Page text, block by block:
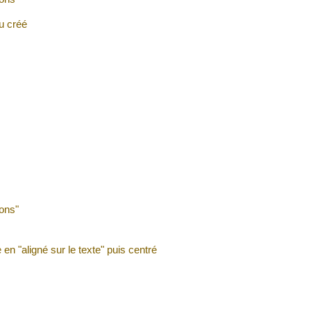
créé
"aligné sur le texte" puis centré